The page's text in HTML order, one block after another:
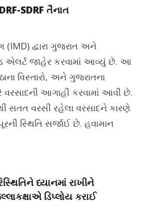
SDRF તૈનાત
(IMD) દ્વારા ગુજરાત અને
એલર્ટ જાહેર કરવામાં આવ્યું છે. આ
વિસ્તારો, અને ગુજરાતના
વરસાદની આગાહી કરવામાં આવી છે.
સતત વરસી રહેલા વરસાદને કારણે
સ્થિતિ સર્જાઈ છે. હવામાન
ધ્યાનમાં રાખીને
ડિપ્લોય કરાઈ